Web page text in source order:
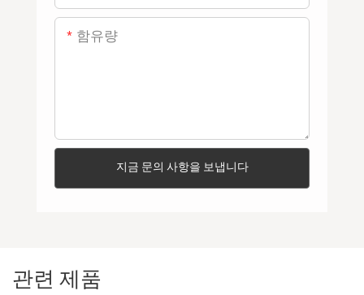
함유량
지금 문의 사항을 보냅니다
관련 제품